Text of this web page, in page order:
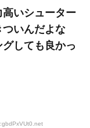
いシューター
いんだよな
しても良かっ
.net